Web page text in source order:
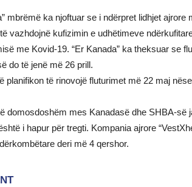
mbrëmë ka njoftuar se i ndërpret lidhjet
vazhdojnë kufizimin e udhëtimeve
me Kovid-19. “Er Kanada” ka theksuar se
do të jenë më 26 prill.
planifikon të rinovojë fluturimet më 22 maj
domosdoshëm mes Kanadasë dhe SHBA-së
i hapur për tregti. Kompania ajrore
deri më 4 qershor.